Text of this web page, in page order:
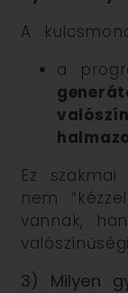
A
a
Ez
nem
vannak,
3) Milyen